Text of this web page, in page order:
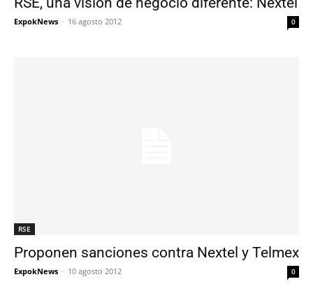
ExpokNews - 16 agosto 2012 0
RSE
Proponen sanciones contra Nextel y Telmex
ExpokNews - 10 agosto 2012 0